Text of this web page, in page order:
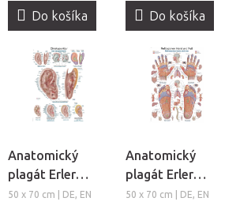
Do košíka
Do košíka
Anatomický
plagát Erler
Zimmer -
50 x 70 cm | DE, EN
Anatomický
plagát Erler
Zimmer -
50 x 70 cm | DE, EN